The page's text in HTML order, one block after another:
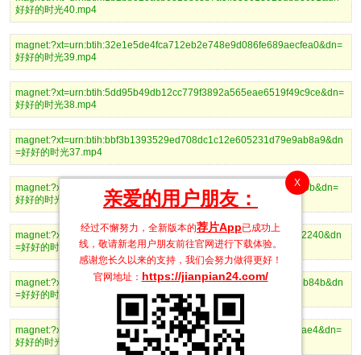
X
亲爱的用户朋友：
经过不懈努力，全新版本的荐片App已成功上
线，敬请新老用户朋友前往官网进行下载体验。
感谢您长久以来的支持，我们会努力做得更好！
官网地址： https://jianpian24.com/
好好的时光40.mp4
magnet:?xt=urn:btih:32e1e5de4fca712eb2e748e9d086fe689aecfea0&dn=
好好的时光39.mp4
magnet:?xt=urn:btih:5dd95b49db12cc779f3892a565eae6519f49c9ce&dn=
好好的时光38.mp4
magnet:?xt=urn:btih:bbf3b1393529ed708dc1c12e605231d79e9ab8a9&dn
=好好的时光37.mp4
magnet:?xt=urn:btih:c006ae7f87c380483001d76f444fc69bfbd5940b&dn=
好好的时光36.mp4
magnet:?xt=urn:btih:51581f10b5ad9387586645b3bba84d7918f22240&dn
=好好的时光35.mp4
magnet:?xt=urn:btih:ceafe4e12a7e731a71d2c3862e4ae00d095eb84b&dn
=好好的时光34.mp4
magnet:?xt=urn:btih:061f9fe12d64c1651dc442a534c3ed9ae69faae4&dn=
好好的时光33.mp4